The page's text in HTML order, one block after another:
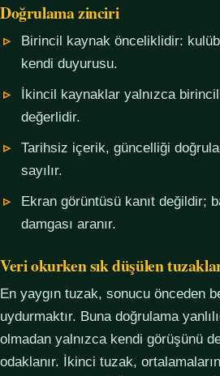
Doğrulama zinciri
Birincil kaynak önceliklidir:
kendi duyurusu.
İkincil kaynaklar yalnızca
değerlidir.
Tarihsiz içerik, güncelliği
sayılır.
Ekran görüntüsü kanıt değildir;
damgası aranır.
Veri okurken sık düşülen
En yaygın tuzak, sonucu önceden
uydurmaktır. Buna doğrulama
olmadan yalnızca kendi görüşünü
odaklanır. İkinci tuzak, ortalamaların